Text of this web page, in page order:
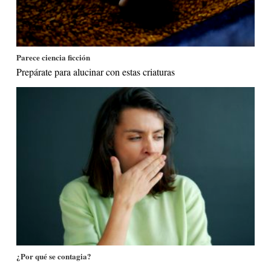
Parece ciencia ficción
Prepárate para alucinar con estas criaturas
¿Por qué se contagia?